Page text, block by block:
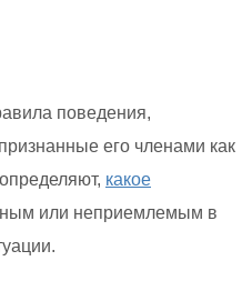
поведения,
его членами как
какое
или неприемлемым в